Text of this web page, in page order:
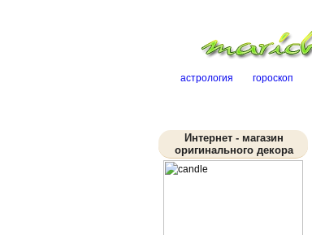
астрология гороскоп
Интернет - магазин
оригинального декора